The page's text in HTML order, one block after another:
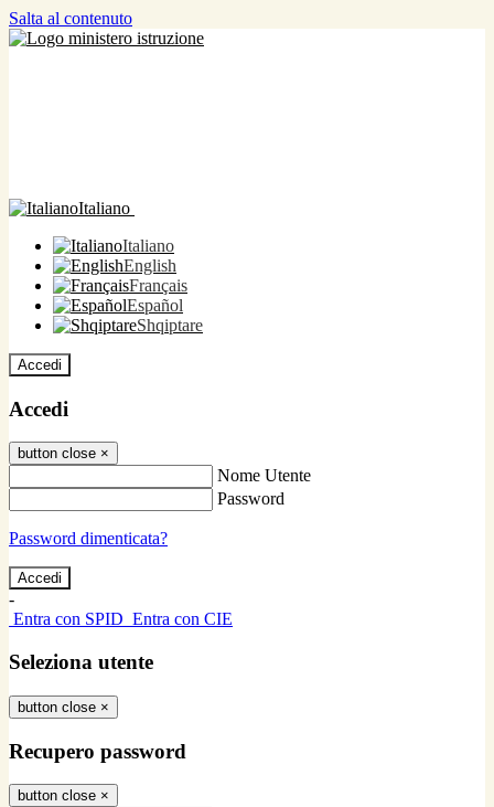
Salta al contenuto
Italiano
Italiano
English
Français
Español
Shqiptare
Accedi
Accedi
button close ×
Nome Utente
Password
Password dimenticata?
-
Entra con SPID Entra con CIE
Seleziona utente
button close ×
Recupero password
button close ×